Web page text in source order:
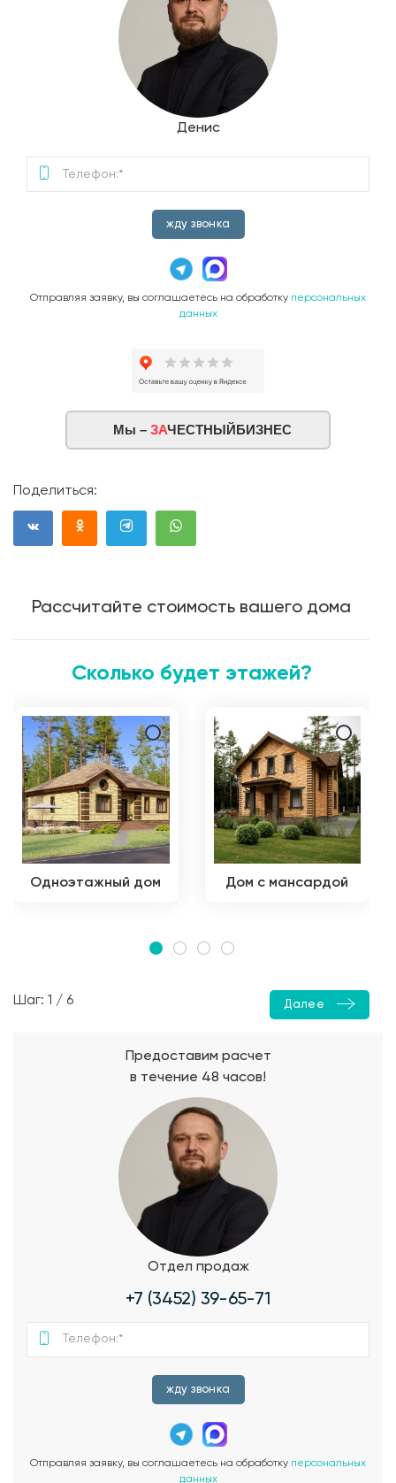
Денис
жду звонка
Отправляя заявку, вы соглашаетесь на обработку персональных
данных
Мы – ЗАЧЕСТНЫЙБИЗНЕС
Поделиться:
Рассчитайте стоимость вашего дома
Сколько будет этажей?
Одноэтажный дом Дом с мансардой
Шаг: 1 / 6 Далее
Предоставим расчет
в течение 48 часов!
Отдел продаж
+7 (3452) 39-65-71
жду звонка
Отправляя заявку, вы соглашаетесь на обработку персональных
данных